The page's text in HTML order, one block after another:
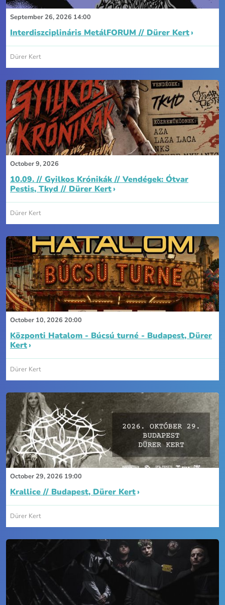
September 26, 2026 14:00
Interdiszciplináris MetálFORUM // Dürer Kert
Dürer Kert
October 9, 2026
10.09. // Gyilkos Krónikák // Vendégek: Ótvar
Pestis, Tkyd // Dürer Kert
Dürer Kert
October 10, 2026 20:00
Központi Hatalom - Búcsú turné - Budapest, Dürer
Kert
Dürer Kert
October 29, 2026 19:00
Krallice // Budapest, Dürer Kert
Dürer Kert